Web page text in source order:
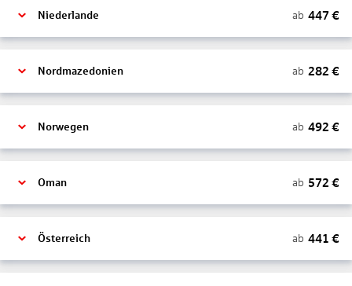
Niederlande ab 447 €
Nordmazedonien ab 282 €
Norwegen ab 492 €
Oman ab 572 €
Österreich ab 441 €